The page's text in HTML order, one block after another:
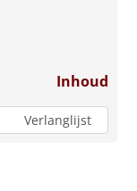
Inhoud
Verlanglijst